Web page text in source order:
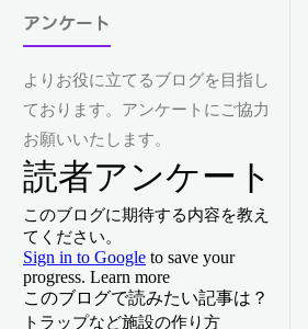
アンケート
よりお役に立てるブログを目指し
ております。アンケートにご協力
お願いいたします。